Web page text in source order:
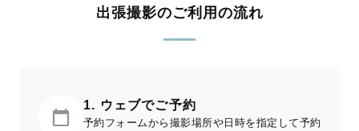
出張撮影のご利用の流れ
1. ウェブでご予約
予約フォームから撮影場所や日時を指定して予約